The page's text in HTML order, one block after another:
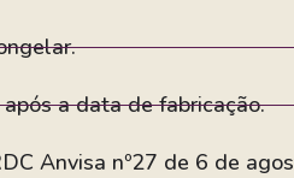
a data de fabricação.
Anvisa nº27 de 6 de